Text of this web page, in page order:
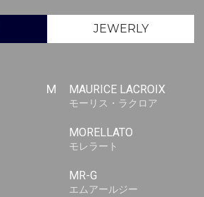
JEWERLY
M MAURICE LACROIX
モーリス・ラクロア
MORELLATO
モレラート
MR-G
エムアールジー